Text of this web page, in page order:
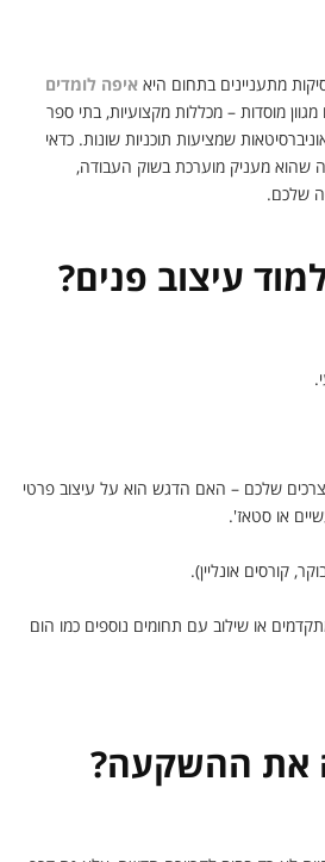
מתעניינים בתחום היא איפה לומדים
מוסדות – מכללות מקצועיות, בתי ספר
שמציעות תוכניות שונות. כדאי
שהוא מעניק מוערכת בשוק העבודה,
שלכם.
עיצוב פנים?
שלכם – האם הדגש הוא על עיצוב פרטי
או סטאז'.
קורסים אונליין).
או שילוב עם תחומים נוספים כמו הום
את ההשקעה?